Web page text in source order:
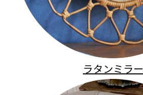
ラタンミラー